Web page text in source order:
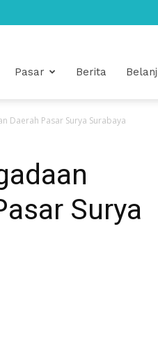
Pasar Berita
Daerah Pasar Surya Surabaya
Surya